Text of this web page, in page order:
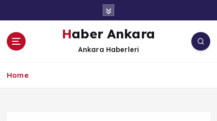
Haber Ankara
Ankara Haberleri
Home